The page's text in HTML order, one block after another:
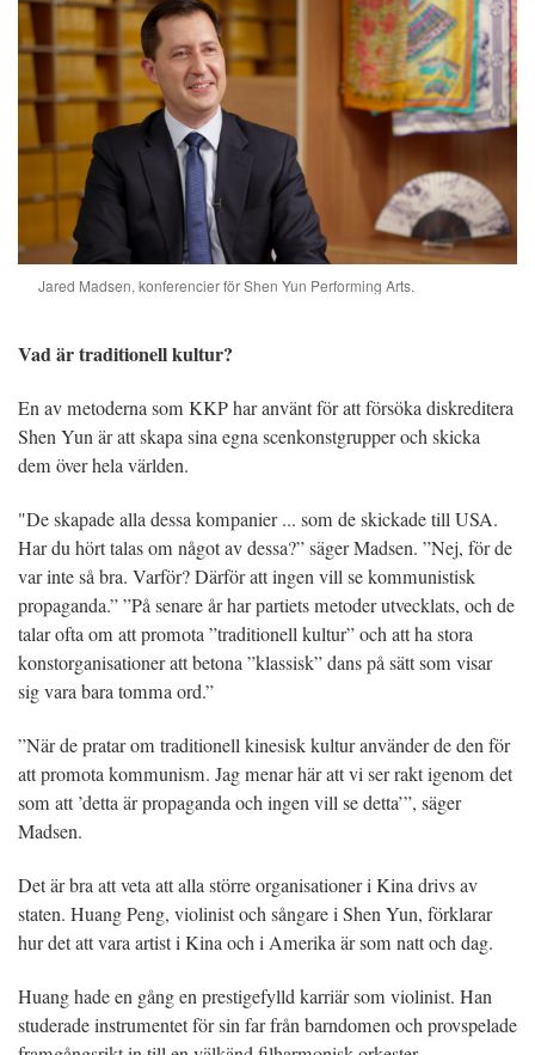
Jared Madsen, konferencier för Shen Yun Performing Arts.
Vad är traditionell kultur?
En av metoderna som KKP har använt för att försöka diskreditera
Shen Yun är att skapa sina egna scenkonstgrupper och skicka
dem över hela världen.
"De skapade alla dessa kompanier ... som de skickade till USA.
Har du hört talas om något av dessa?” säger Madsen. ”Nej, för de
var inte så bra. Varför? Därför att ingen vill se kommunistisk
propaganda.” ”På senare år har partiets metoder utvecklats, och de
talar ofta om att promota ”traditionell kultur” och att ha stora
konstorganisationer att betona ”klassisk” dans på sätt som visar
sig vara bara tomma ord.”
”När de pratar om traditionell kinesisk kultur använder de den för
att promota kommunism. Jag menar här att vi ser rakt igenom det
som att ’detta är propaganda och ingen vill se detta’”, säger
Madsen.
Det är bra att veta att alla större organisationer i Kina drivs av
staten. Huang Peng, violinist och sångare i Shen Yun, förklarar
hur det att vara artist i Kina och i Amerika är som natt och dag.
Huang hade en gång en prestigefylld karriär som violinist. Han
studerade instrumentet för sin far från barndomen och provspelade